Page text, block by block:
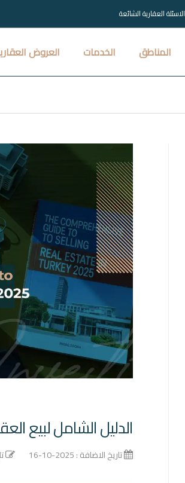
الاسئلة العقارية الشائعة
المناطق الخدمات العروض
الدليل الشامل لبيع
تاريخ الاضافة : 2025-10-16